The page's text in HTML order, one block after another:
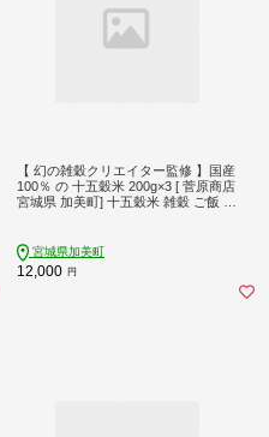
【 幻の雑穀クリエイター監修 】国産
100％ の 十五穀米 200g×3 [ 菅原商店
宮城県 加美町] 十五穀米 雑穀 ご飯 ご
宮城県加美町
12,000 円